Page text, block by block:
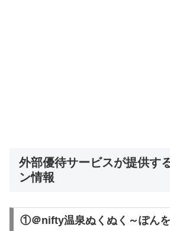
外部優待サービスが提供す
ン情報
①＠nifty温泉ぬくぬく～ぽん